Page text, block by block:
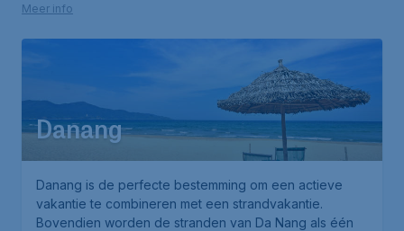
Meer info
Danang
Danang is de perfecte bestemming om een actieve
vakantie te combineren met een strandvakantie.
Bovendien worden de stranden van Da Nang als één